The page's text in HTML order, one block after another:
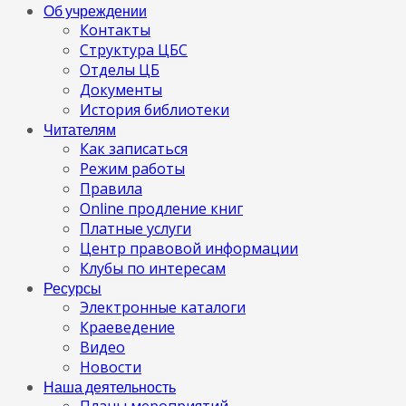
Об учреждении
Контакты
Структура ЦБС
Отделы ЦБ
Документы
История библиотеки
Читателям
Как записаться
Режим работы
Правила
Online продление книг
Платные услуги
Центр правовой информации
Клубы по интересам
Ресурсы
Электронные каталоги
Краеведение
Видео
Новости
Наша деятельность